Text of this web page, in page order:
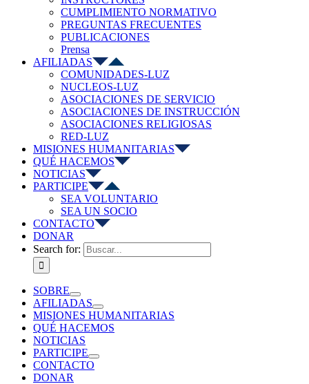
CUMPLIMIENTO NORMATIVO
PREGUNTAS FRECUENTES
PUBLICACIONES
Prensa
AFILIADAS
COMUNIDADES-LUZ
NUCLEOS-LUZ
ASOCIACIONES DE SERVICIO
ASOCIACIONES DE INSTRUCCIÓN
ASOCIACIONES RELIGIOSAS
RED-LUZ
MISIONES HUMANITARIAS
QUÉ HACEMOS
NOTICIAS
PARTICIPE
SEA VOLUNTARIO
SEA UN SOCIO
CONTACTO
DONAR
Search for:
SOBRE
AFILIADAS
MISIONES HUMANITARIAS
QUÉ HACEMOS
NOTICIAS
PARTICIPE
CONTACTO
DONAR